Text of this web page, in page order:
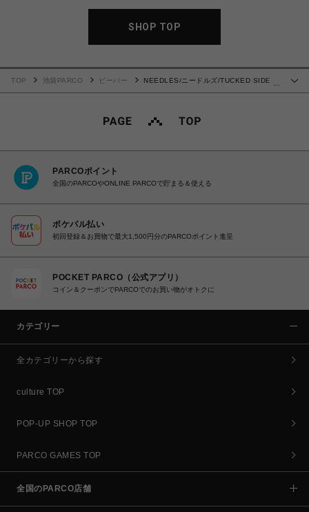
SHOP TOP
TOP 池袋PARCO ビーバー
NEEDLES/ニードルズ/TUCKED SIDE
PARCOポイント
全国のPARCOやONLINE PARCOで貯まる＆使える
ポケパル払い
初回登録＆お買物で最大1,500円分のPARCOポイント進呈
POCKET PARCO（公式アプリ）
コイン＆クーポンでPARCOでのお買い物がオトクに
カテゴリー
全カテゴリーから探す
culture TOP
POP-UP SHOP TOP
PARCO GAMES TOP
全国のPARCO店舗